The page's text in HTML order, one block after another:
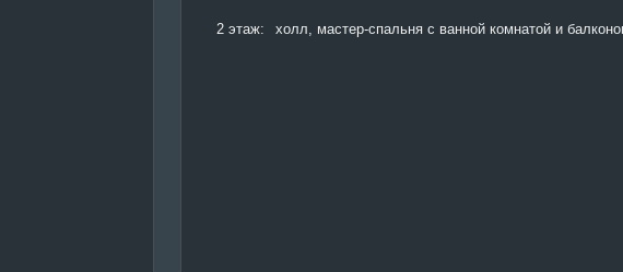
2 этаж: холл, мастер-спальня с ванной комнатой и